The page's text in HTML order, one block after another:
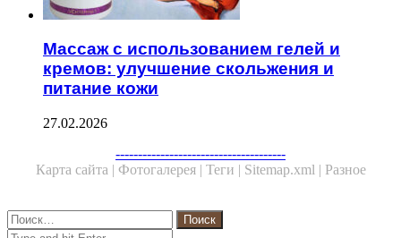
Массаж с использованием гелей и
кремов: улучшение скольжения и
питание кожи
27.02.2026
--------------------------------------
Карта сайта | Фотогалерея | Теги | Sitemap.xml | Разное
Close
Найти: